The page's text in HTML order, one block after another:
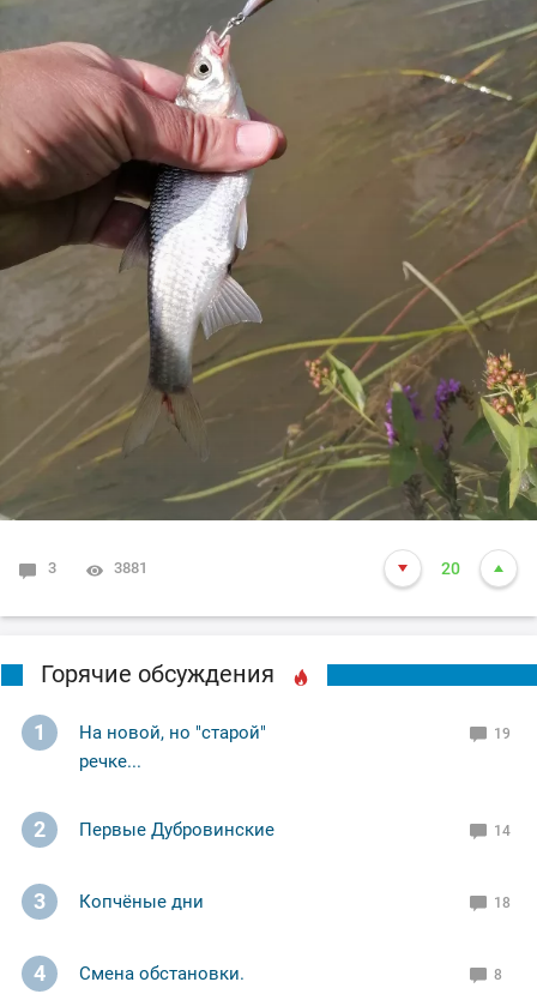
3 3881 20
Горячие обсуждения
1
На новой, но "старой"
речке...
19
2 Первые Дубровинские 14
3 Копчёные дни 18
4 Смена обстановки. 8